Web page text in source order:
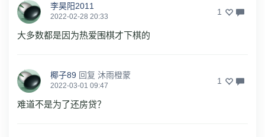
李昊阳2011
2022-02-28 20:33 1
大多数都是因为热爱围棋才下棋的
椰子89 回复 沐雨橙蒙
2022-03-01 09:47 1
难道不是为了还房贷？